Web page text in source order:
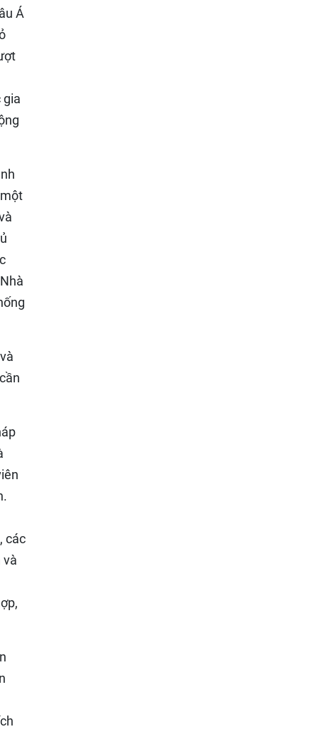
Á
gia
các
và